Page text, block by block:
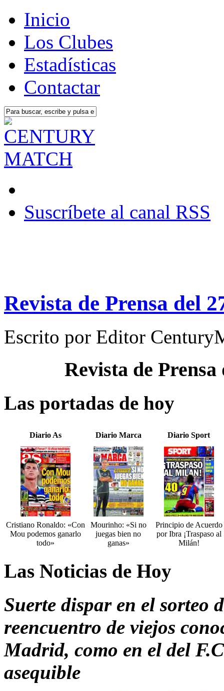
Inicio
Los Clubes
Estadísticas
Contactar
Suscríbete al canal RSS
Revista de Prensa del
Escrito por Editor
Revista de
Las portadas de hoy
Diario As Diario Marca Diario Sport
Cristiano Ronaldo: «Con
Mou podemos ganarlo
todo»
Mourinho: «Si no
juegas bien no
ganas»
Principio de Acuerdo
por Ibra ¡Traspaso al
Milán!
Las Noticias de Hoy
Suerte dispar en el sorteo
reencuentro de viejos
Madrid, como en el del
asequible